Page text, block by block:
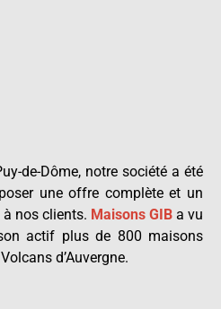
de-Dôme, notre société a été
une offre complète et un
nos clients. Maisons GIB a vu
actif plus de 800 maisons
d’Auvergne.